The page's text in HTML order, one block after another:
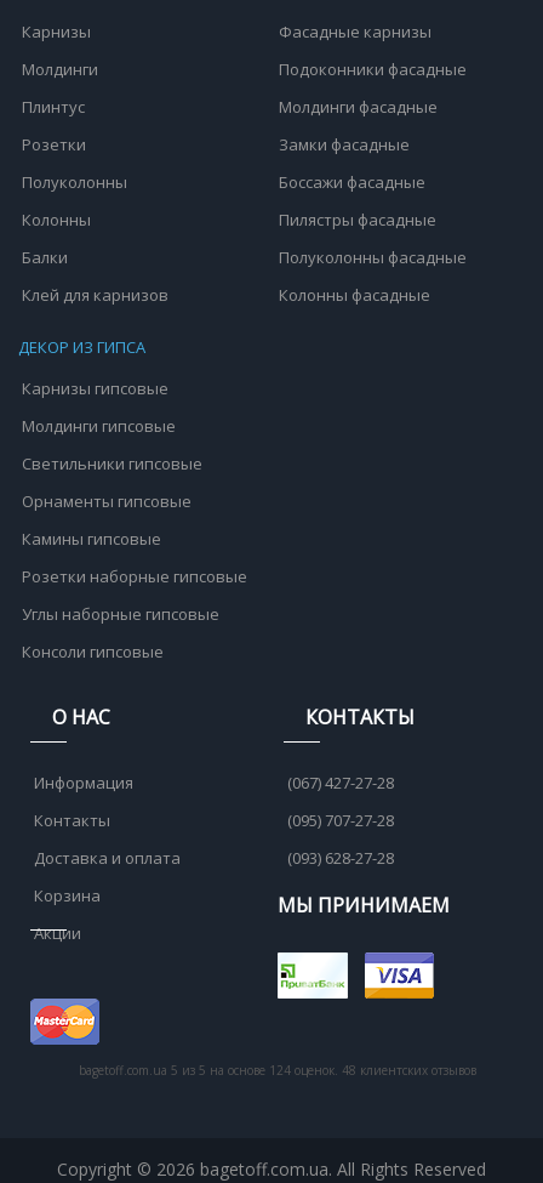
Карнизы
Молдинги
Плинтус
Розетки
Полуколонны
Колонны
Балки
Клей для карнизов
Фасадные карнизы
Подоконники фасадные
Молдинги фасадные
Замки фасадные
Боссажи фасадные
Пилястры фасадные
Полуколонны фасадные
Колонны фасадные
ДЕКОР ИЗ ГИПСА
Карнизы гипсовые
Молдинги гипсовые
Светильники гипсовые
Орнаменты гипсовые
Камины гипсовые
Розетки наборные гипсовые
Углы наборные гипсовые
Консоли гипсовые
О НАС
Информация
Контакты
Доставка и оплата
Корзина
Акции
КОНТАКТЫ
(067) 427-27-28
(095) 707-27-28
(093) 628-27-28
МЫ ПРИНИМАЕМ
bagetoff.com.ua 5 из 5 на основе 124 оценок. 48 клиентских отзывов
Copyright © 2026 bagetoff.com.ua. All Rights Reserved